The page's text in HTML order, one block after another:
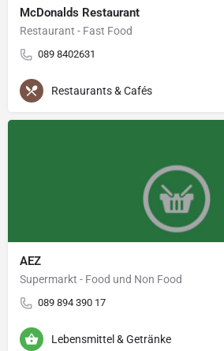
McDonalds Restaurant
Restaurant - Fast Food
089 8402631
Restaurants & Cafés
AEZ
Supermarkt - Food und Non Food
089 894 390 17
Lebensmittel & Getränke